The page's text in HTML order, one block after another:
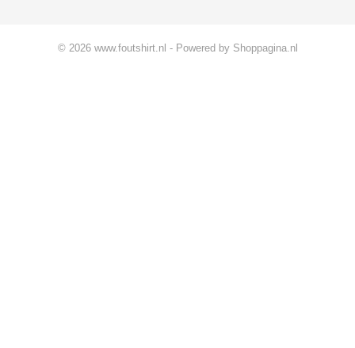
© 2026 www.foutshirt.nl - Powered by Shoppagina.nl